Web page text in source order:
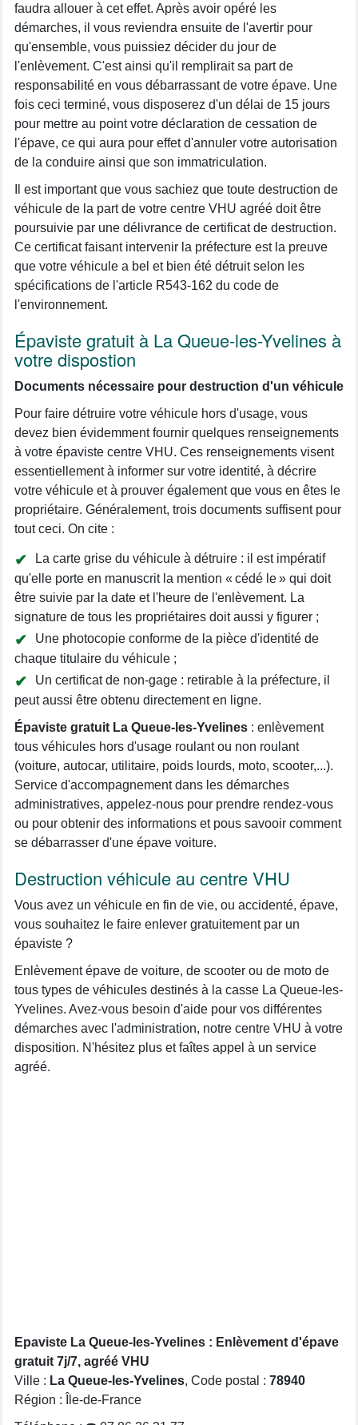
faudra allouer à cet effet. Après avoir opéré les
démarches, il vous reviendra ensuite de l'avertir pour
qu'ensemble, vous puissiez décider du jour de
l'enlèvement. C'est ainsi qu'il remplirait sa part de
responsabilité en vous débarrassant de votre épave. Une
fois ceci terminé, vous disposerez d'un délai de 15 jours
pour mettre au point votre déclaration de cessation de
l'épave, ce qui aura pour effet d'annuler votre autorisation
de la conduire ainsi que son immatriculation.
Il est important que vous sachiez que toute destruction de
véhicule de la part de votre centre VHU agréé doit être
poursuivie par une délivrance de certificat de destruction.
Ce certificat faisant intervenir la préfecture est la preuve
que votre véhicule a bel et bien été détruit selon les
spécifications de l'article R543-162 du code de
l'environnement.
Épaviste gratuit à La Queue-les-Yvelines à
votre dispostion
Documents nécessaire pour destruction d'un véhicule
Pour faire détruire votre véhicule hors d'usage, vous
devez bien évidemment fournir quelques renseignements
à votre épaviste centre VHU. Ces renseignements visent
essentiellement à informer sur votre identité, à décrire
votre véhicule et à prouver également que vous en êtes le
propriétaire. Généralement, trois documents suffisent pour
tout ceci. On cite :
La carte grise du véhicule à détruire : il est impératif
qu'elle porte en manuscrit la mention « cédé le » qui doit
être suivie par la date et l'heure de l'enlèvement. La
signature de tous les propriétaires doit aussi y figurer ;
Une photocopie conforme de la pièce d'identité de
chaque titulaire du véhicule ;
Un certificat de non-gage : retirable à la préfecture, il
peut aussi être obtenu directement en ligne.
Épaviste gratuit La Queue-les-Yvelines : enlèvement
tous véhicules hors d'usage roulant ou non roulant
(voiture, autocar, utilitaire, poids lourds, moto, scooter,...).
Service d'accompagnement dans les démarches
administratives, appelez-nous pour prendre rendez-vous
ou pour obtenir des informations et pous savooir comment
se débarrasser d'une épave voiture.
Destruction véhicule au centre VHU
Vous avez un véhicule en fin de vie, ou accidenté, épave,
vous souhaitez le faire enlever gratuitement par un
épaviste ?
Enlèvement épave de voiture, de scooter ou de moto de
tous types de véhicules destinés à la casse La Queue-les-
Yvelines. Avez-vous besoin d'aide pour vos différentes
démarches avec l'administration, notre centre VHU à votre
disposition. N'hésitez plus et faîtes appel à un service
agréé.
Epaviste La Queue-les-Yvelines : Enlèvement d'épave
gratuit 7j/7, agréé VHU
Ville : La Queue-les-Yvelines, Code postal : 78940
Région : Île-de-France